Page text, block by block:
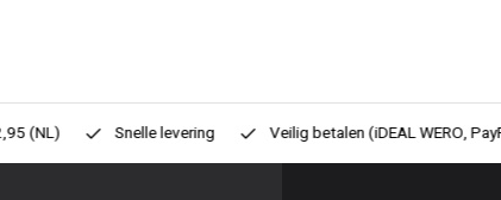
Veilig betalen (iDEAL WERO, PayPal, Credit card of Achteraf betalen)